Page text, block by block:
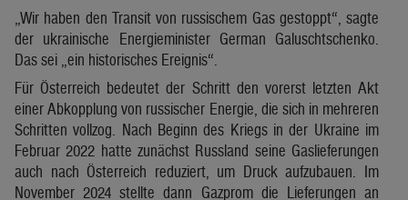
„Wir haben den Transit von russischem Gas gestoppt“, sagte
der ukrainische Energieminister German Galuschtschenko.
Das sei „ein historisches Ereignis“.
Für Österreich bedeutet der Schritt den vorerst letzten Akt
einer Abkopplung von russischer Energie, die sich in mehreren
Schritten vollzog. Nach Beginn des Kriegs in der Ukraine im
Februar 2022 hatte zunächst Russland seine Gaslieferungen
auch nach Österreich reduziert, um Druck aufzubauen. Im
November 2024 stellte dann Gazprom die Lieferungen an